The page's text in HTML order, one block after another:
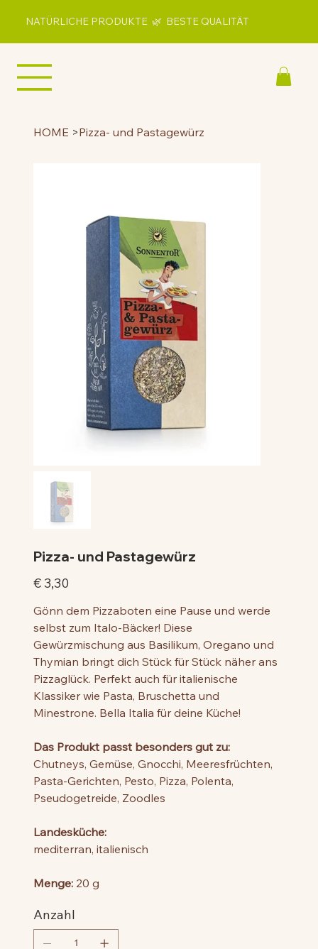
NATÜRLICHE PRODUKTE 🌿 BESTE QUALITÄT
HOME >Pizza- und Pastagewürz
Pizza- und Pastagewürz
Preis
€ 3,30
Gönn dem Pizzaboten eine Pause und werde
selbst zum Italo-Bäcker! Diese
Gewürzmischung aus Basilikum, Oregano und
Thymian bringt dich Stück für Stück näher ans
Pizzaglück. Perfekt auch für italienische
Klassiker wie Pasta, Bruschetta und
Minestrone. Bella Italia für deine Küche!
Das Produkt passt besonders gut zu:
Chutneys, Gemüse, Gnocchi, Meeresfrüchten,
Pasta-Gerichten, Pesto, Pizza, Polenta,
Pseudogetreide, Zoodles
Landesküche:
mediterran, italienisch
Menge: 20 g
Anzahl